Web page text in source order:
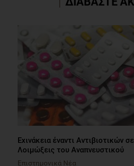
Εχινάκεια έναντι Αντιβιοτικών
Λοιμώξεις του Αναπνευστικού
Επιστημονικά Νέα